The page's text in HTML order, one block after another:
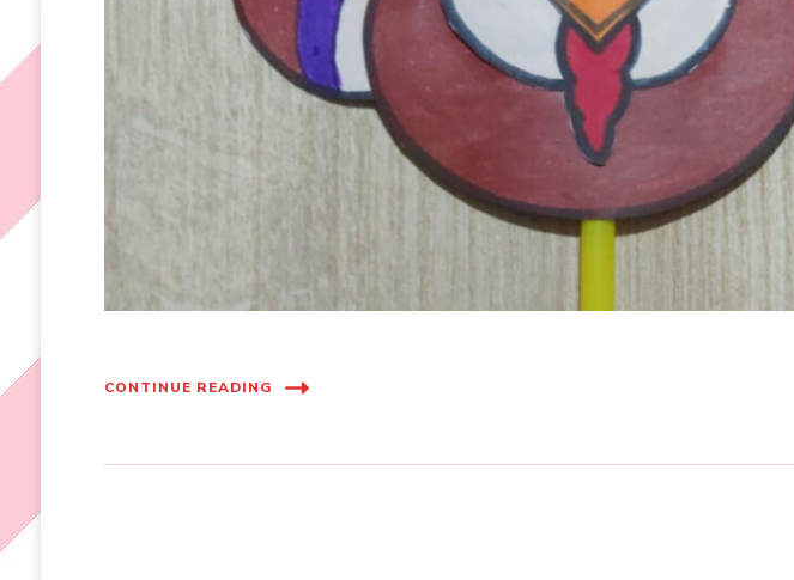
CONTINUE READING